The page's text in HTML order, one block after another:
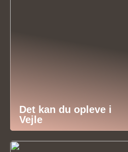
Det kan du opleve i
Vejle